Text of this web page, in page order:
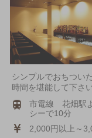
シンプルでおちつい
時間を堪能して下さい
市電線 花畑駅
シーで10分
2,000円以上～